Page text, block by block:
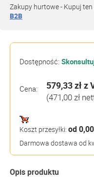
Zakupy hurtowe - Kupuj
B2B
Dostępność:
Cena: 579,33 złz
(471,00 zł
Koszt przesyłki: od 0,00
Darmowa dostawa od
Opis produktu